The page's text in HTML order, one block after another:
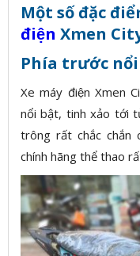
Một số đặc
điện Xmen
Phía trước
Xe máy điện Xmen
nổi bật, tinh xảo tới
trông rất chắc chắn
chính hãng thể thao